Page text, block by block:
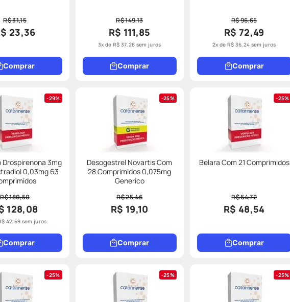
R$ 31,15
23,36
Comprar
R$ 149,13
R$ 111,85
3x de R$ 37,28 sem juros
Comprar
R$ 96,65
R$ 72,49
2x de R$ 36,24 sem juros
Comprar
29%
Drospirenona 3mg
0,03mg 63
R$ 180,50
128,08
42,69 sem juros
Comprar
25%
Desogestrel Novartis Com
28 Comprimidos 0,075mg
Generico
R$ 25,46
R$ 19,10
Comprar
25%
Belara Com 21 Comprimidos
R$ 64,72
R$ 48,54
Comprar
25% 25% 25%